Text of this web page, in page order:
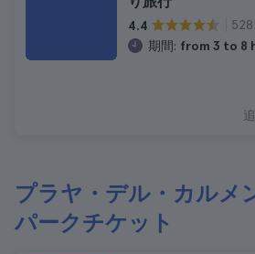
4.4
期間: from 3 to 8
プラヤ・デル・カルメ
パークチケット